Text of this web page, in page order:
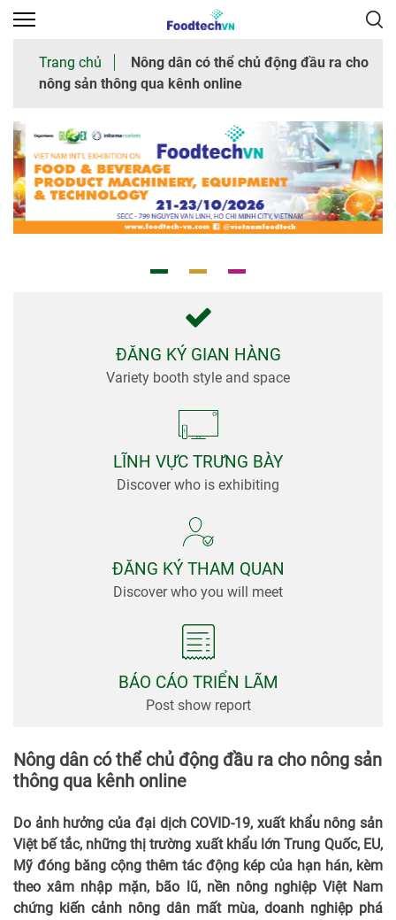
×
chủ
Giới
thiệu
Trang chủ
Nông dân có thể chủ động đầu ra cho
nông sản thông qua kênh online
ĐĂNG KÝ GIAN HÀNG
Variety booth style and space
LĨNH VỰC TRƯNG BÀY
Discover who is exhibiting
ĐĂNG KÝ THAM QUAN
Discover who you will meet
BÁO CÁO TRIỂN LÃM
Post show report
Nông dân có thể chủ động đầu ra cho nông sản
thông qua kênh online
Do ảnh hưởng của đại dịch COVID-19, xuất khẩu nông sản
Việt bế tắc, những thị trường xuất khẩu lớn Trung Quốc, EU,
Mỹ đóng băng cộng thêm tác động kép của hạn hán, kèm
theo xâm nhập mặn, bão lũ, nền nông nghiệp Việt Nam
chứng kiến cảnh nông dân mất mùa, doanh nghiệp phá